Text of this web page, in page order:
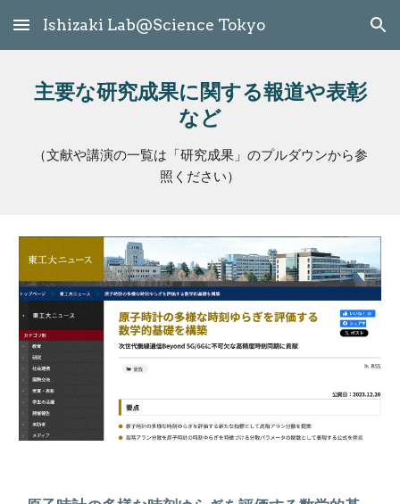
Skip to main content Skip to navigation
Ishizaki Lab@Science Tokyo
主要な研究成果に関する報道や表彰
など
（文献や講演の一覧は「研究成果」のプルダウンから参
照ください）